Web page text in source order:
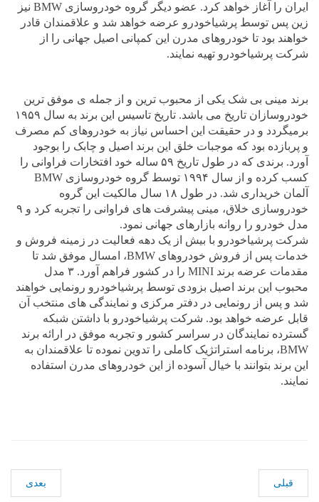
ایران را آغاز خواهد کرد. عضو دیگر گروه خودروسازی BMW نیز
زین پس توسط پرشیاخودرو عرضه خواهد شد و علاقمندان قادر
خواهند بود تا خودروهای مدرن این کمپانی اصیل جهانی را از
شرکت پرشیاخودرو تهیه نمایند.
برند مینی بی شک یکی از محبوب ترین و از جمله ی موفق ترین
خودروسازان تاریخ می باشد. تاریخ تاسیس این برند به سال ۱۹۵۹
برمیگردد و در حقیقت این احساس نیاز به خودروهای کم مصرف
و پربازده بود که موجبات خلق این برند اصیل و چابک را بوجود
آورد. برندی که در طول تاریخ ۵۹ ساله خود افتخارات فراوانی را
کسب کرده و از سال ۱۹۹۴ توسط گروه خودروسازی BMW
آلمان خریداری شد. در طول ۱۸ سال مالکیت این گروه
خودروسازی خلاق، مینی پیشرفت های فراوانی را تجربه کرد و ۹
مدل خودرو را روانه بازارهای جهانی نمود.
شرکت پرشیاخودرو با بیش از یک دهه فعالیت در زمینه فروش و
خدمات پس از فروش خودروهای BMW، امسال موفق شد تا
مقدمات عرضه برند MINI را در کشور فراهم آورد. ۳ مدل
محبوب این برند اصیل بزودی توسط پرشیاخودرو رونمایی خواهند
شد و پس از رونمایی در دفتر مرکزی و نمایندگی های منتخب آن
قابل عرضه خواهد بود. شرکت پرشیاخودرو با داشتن شبکه
گسترده نمایندگان در سراسر کشور و تجربه موفق در ارائه برند
BMW، برنامه استراتژیک کاملی را تدوین نموده تا علاقمندان به
این برند بتوانند با خیال آسوده از این خودروهای مدرن استفاده
نمایند.
قبلی بعدی